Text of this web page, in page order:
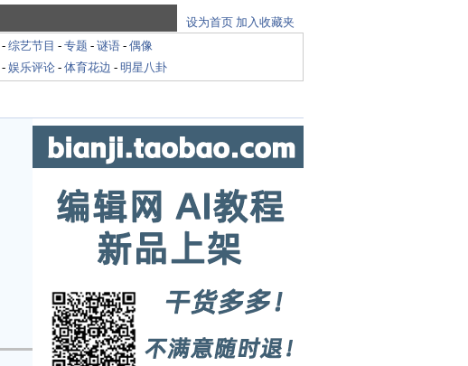
设为首页 加入收藏夹
- 综艺节目 - 专题 - 谜语 - 偶像
- 娱乐评论 - 体育花边 - 明星八卦